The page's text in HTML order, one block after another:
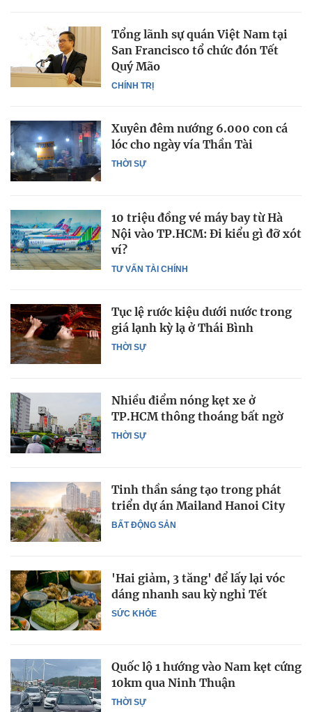
CHÍNH TRỊ
Tổng lãnh sự quán Việt Nam tại
San Francisco tổ chức đón Tết
Quý Mão
THỜI SỰ
Xuyên đêm nướng 6.000 con cá
lóc cho ngày vía Thần Tài
TƯ VẤN TÀI CHÍNH
10 triệu đồng vé máy bay từ Hà
Nội vào TP.HCM: Đi kiểu gì đỡ xót
ví?
THỜI SỰ
Tục lệ rước kiệu dưới nước trong
giá lạnh kỳ lạ ở Thái Bình
THỜI SỰ
Nhiều điểm nóng kẹt xe ở
TP.HCM thông thoáng bất ngờ
BẤT ĐỘNG SẢN
Tinh thần sáng tạo trong phát
triển dự án Mailand Hanoi City
SỨC KHỎE
'Hai giảm, 3 tăng' để lấy lại vóc
dáng nhanh sau kỳ nghỉ Tết
THỜI SỰ
Quốc lộ 1 hướng vào Nam kẹt cứng
10km qua Ninh Thuận